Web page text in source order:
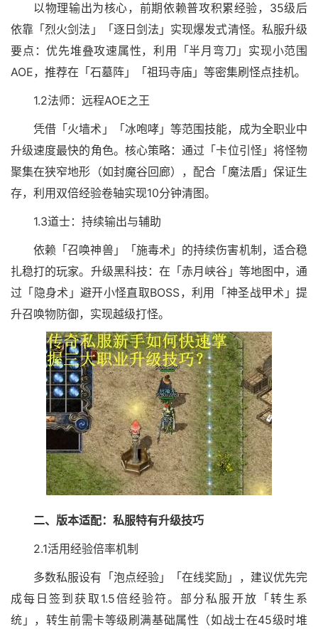
以物理输出为核心，前期依赖普攻积累经验，35级后
依靠「烈火剑法」「逐日剑法」实现爆发式清怪。私服升级
要点：优先堆叠攻速属性，利用「半月弯刀」实现小范围
AOE，推荐在「石墓阵」「祖玛寺庙」等密集刷怪点挂机。
1.2法师：远程AOE之王
凭借「火墙术」「冰咆哮」等范围技能，成为全职业中
升级速度最快的角色。核心策略：通过「卡位引怪」将怪物
聚集在狭窄地形（如封魔谷回廊），配合「魔法盾」保证生
存，利用双倍经验卷轴实现10分钟清图。
1.3道士：持续输出与辅助
依赖「召唤神兽」「施毒术」的持续伤害机制，适合稳
扎稳打的玩家。升级黑科技：在「赤月峡谷」等地图中，通
过「隐身术」避开小怪直取BOSS，利用「神圣战甲术」提
升召唤物防御，实现越级打怪。
二、版本适配：私服特有升级技巧
2.1活用经验倍率机制
多数私服设有「泡点经验」「在线奖励」，建议优先完
成每日签到获取1.5倍经验符。部分私服开放「转生系
统」，转生前需卡等级刷满基础属性（如战士在45级时堆